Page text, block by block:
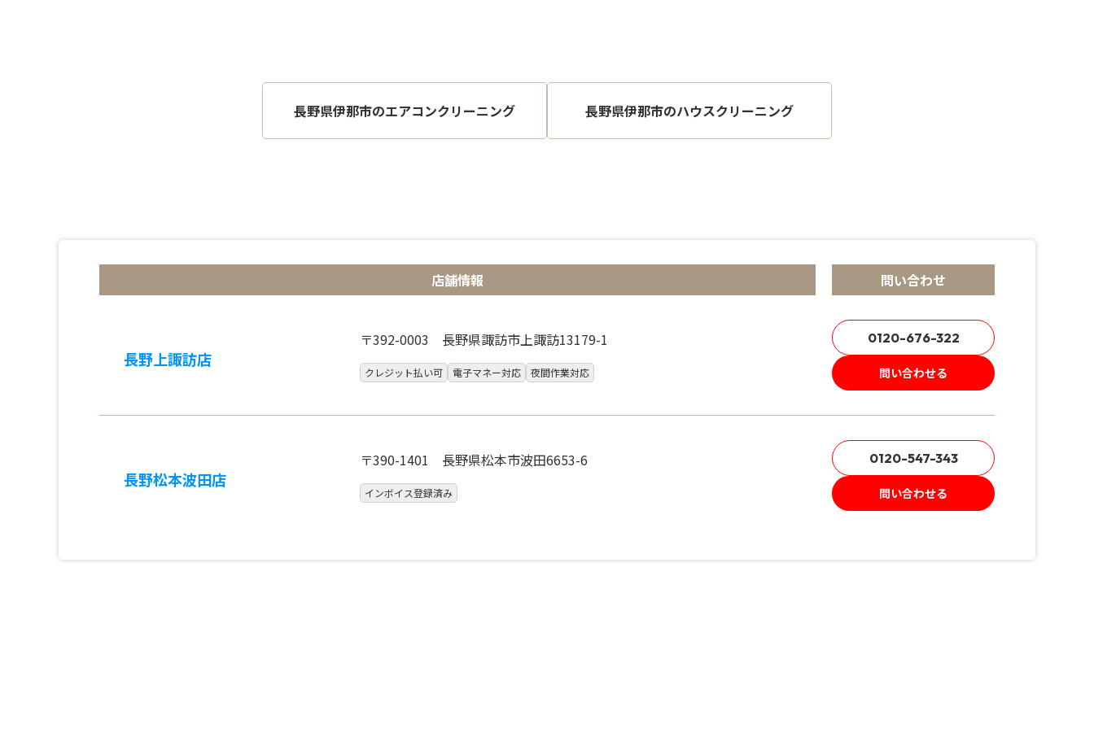
長野県伊那市のエアコンクリーニング 長野県伊那市のハウスクリーニング
店舗情報 問い合わせ
長野上諏訪店
〒392-0003 長野県諏訪市上諏訪13179-1
クレジット払い可 電子マネー対応 夜間作業対応
0120-676-322
問い合わせる
長野松本波田店
〒390-1401 長野県松本市波田6653-6
インボイス登録済み
0120-547-343
問い合わせる